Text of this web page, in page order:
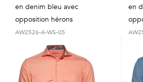
en denim bleu avec
opposition hérons
AW2526-A-WS-05
en